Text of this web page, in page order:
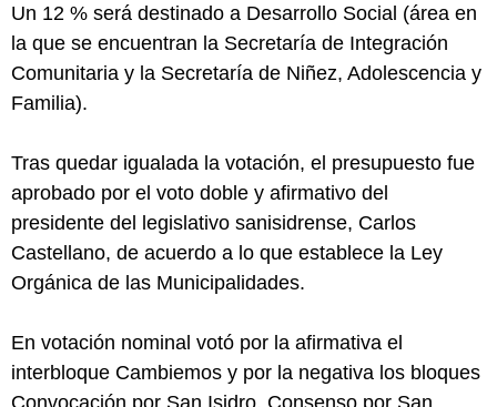
Un 12 % será destinado a Desarrollo Social (área en
la que se encuentran la Secretaría de Integración
Comunitaria y la Secretaría de Niñez, Adolescencia y
Familia).
Tras quedar igualada la votación, el presupuesto fue
aprobado por el voto doble y afirmativo del
presidente del legislativo sanisidrense, Carlos
Castellano, de acuerdo a lo que establece la Ley
Orgánica de las Municipalidades.
En votación nominal votó por la afirmativa el
interbloque Cambiemos y por la negativa los bloques
Convocación por San Isidro, Consenso por San